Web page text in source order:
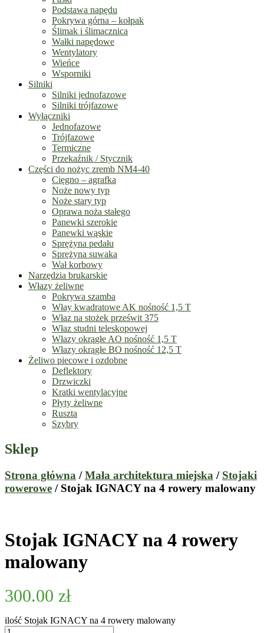
Podstawa napędu
Pokrywa górna – kołpak
Ślimak i ślimacznica
Wałki napędowe
Wentylatory
Wieńce
Wsporniki
Silniki
Silniki jednofazowe
Silniki trójfazowe
Wyłączniki
Jednofazowe
Trójfazowe
Termiczne
Przekaźnik / Stycznik
Części do nożyc zremb NM4-40
Cięgno – agrafka
Noże nowy typ
Noże stary typ
Oprawa noża stałego
Panewki szerokie
Panewki wąskie
Sprężyna pedału
Sprężyna suwaka
Wał korbowy
Narzędzia brukarskie
Włazy żeliwne
Pokrywa szamba
Włay kwadratowe AK nośność 1,5 T
Właz na stożek prześwit 375
Właz studni teleskopowej
Włazy okrągłe AO nośność 1,5 T
Włazy okrągłe BO nośność 12,5 T
Żeliwo piecowe i ozdobne
Deflektory
Drzwiczki
Kratki wentylacyjne
Płyty żeliwne
Ruszta
Szybry
Sklep
Strona główna /Mała architektura miejska / Stojaki
rowerowe / Stojak IGNACY na 4 rowery malowany
Stojak IGNACY na 4 rowery
malowany
300.00 zł
ilość Stojak IGNACY na 4 rowery malowany